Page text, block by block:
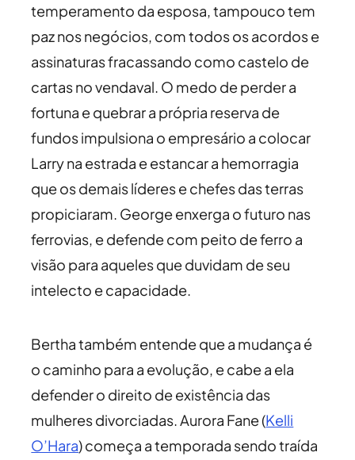
temperamento da esposa, tampouco tem
paz nos negócios, com todos os acordos e
assinaturas fracassando como castelo de
cartas no vendaval. O medo de perder a
fortuna e quebrar a própria reserva de
fundos impulsiona o empresário a colocar
Larry na estrada e estancar a hemorragia
que os demais líderes e chefes das terras
propiciaram. George enxerga o futuro nas
ferrovias, e defende com peito de ferro a
visão para aqueles que duvidam de seu
intelecto e capacidade.
Bertha também entende que a mudança é
o caminho para a evolução, e cabe a ela
defender o direito de existência das
mulheres divorciadas. Aurora Fane (Kelli
O’Hara) começa a temporada sendo traída